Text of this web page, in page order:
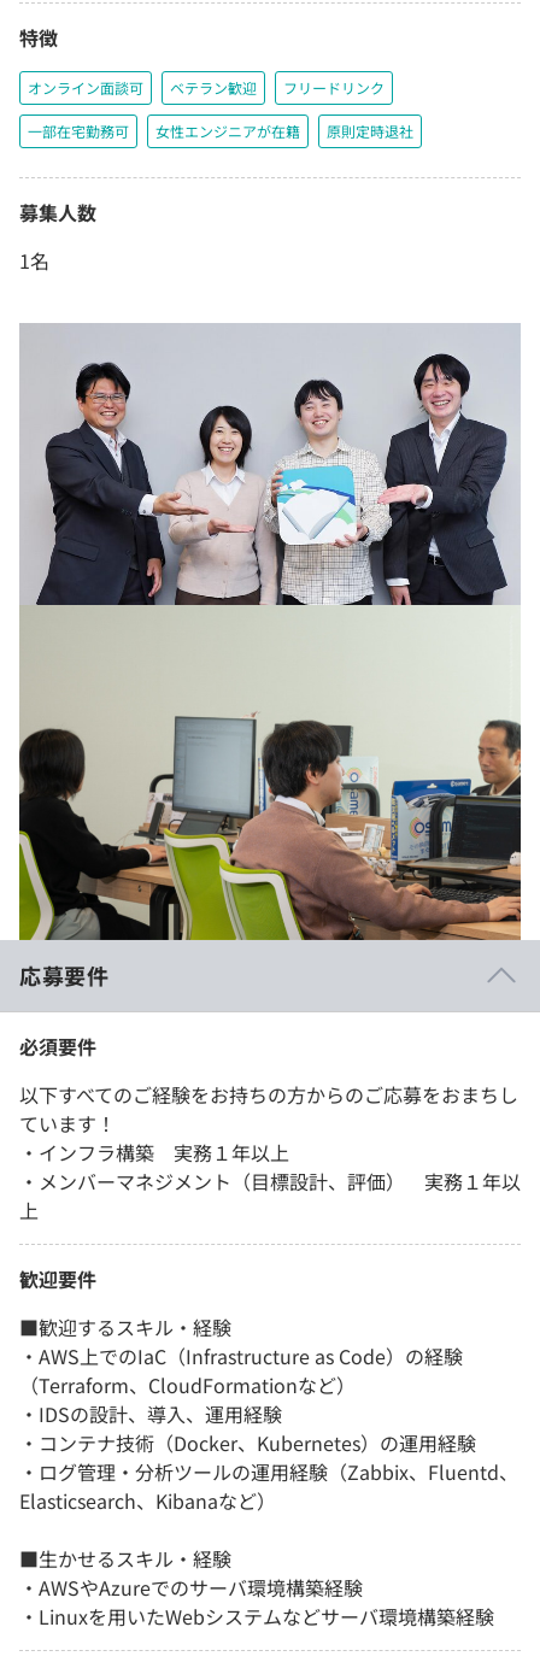
特徴
オンライン面談可 ベテラン歓迎 フリードリンク
一部在宅勤務可 女性エンジニアが在籍 原則定時退社
募集人数
1名
応募要件
必須要件
以下すべてのご経験をお持ちの方からのご応募をおまちし
ています！
・インフラ構築 実務１年以上
・メンバーマネジメント（目標設計、評価） 実務１年以
上
歓迎要件
■歓迎するスキル・経験
・AWS上でのIaC（Infrastructure as Code）の経験
（Terraform、CloudFormationなど）
・IDSの設計、導入、運用経験
・コンテナ技術（Docker、Kubernetes）の運用経験
・ログ管理・分析ツールの運用経験（Zabbix、Fluentd、
Elasticsearch、Kibanaなど）
■生かせるスキル・経験
・AWSやAzureでのサーバ環境構築経験
・Linuxを用いたWebシステムなどサーバ環境構築経験